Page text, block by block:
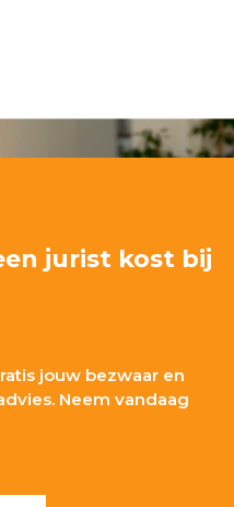
jurist kost bij
jouw bezwaar en
Neem vandaag